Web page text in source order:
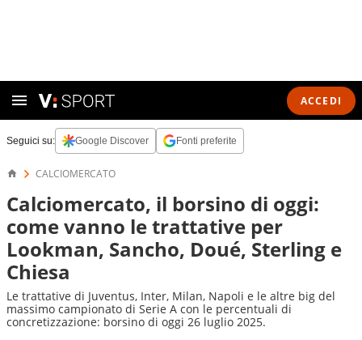
ACCEDI
Seguici su: Google Discover Fonti preferite
CALCIOMERCATO
Calciomercato, il borsino di oggi:
come vanno le trattative per
Lookman, Sancho, Doué, Sterling e
Chiesa
Le trattative di Juventus, Inter, Milan, Napoli e le altre big del
massimo campionato di Serie A con le percentuali di
concretizzazione: borsino di oggi 26 luglio 2025.